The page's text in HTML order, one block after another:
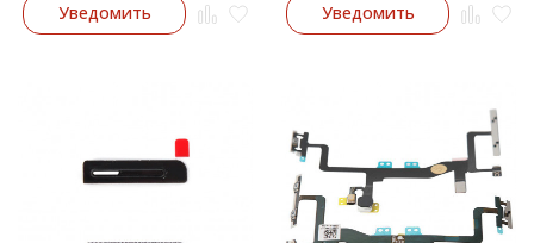
Уведомить Уведомить